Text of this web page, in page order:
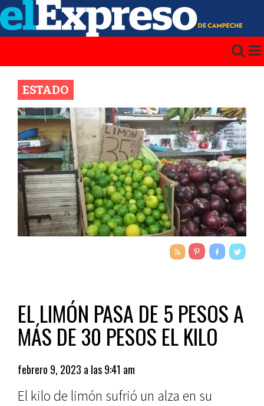
ESTADO
EL LIMÓN PASA DE 5 PESOS A
MÁS DE 30 PESOS EL KILO
febrero 9, 2023 a las 9:41 am
El kilo de limón sufrió un alza en su